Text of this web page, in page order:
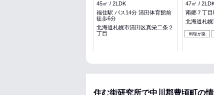
45㎡
2LDK
福住駅 バス14分 清田体育館前
徒歩6分
北海道札幌市清田区真栄二条２
丁目
47㎡
南郷７丁
北海道札
料理が楽
住む街研究所で中川郡豊頃町の